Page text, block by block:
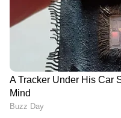
ബാക്ടീരിയ,
നിന്ന്